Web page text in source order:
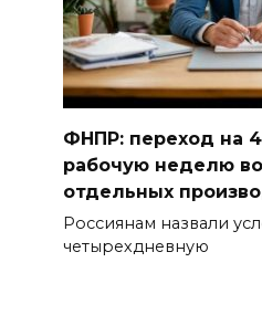
ФНПР: переход на
рабочую неделю
отдельных
Россиянам назвали
четырехдневную